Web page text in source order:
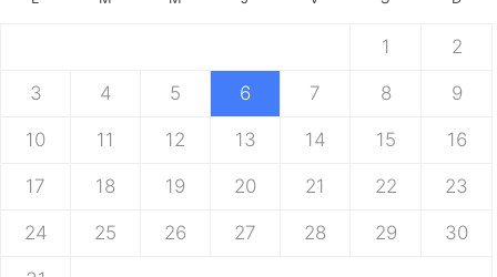
1 2
3 4 5 6 7 8 9
10 11 12 13 14 15 16
17 18 19 20 21 22 23
24 25 26 27 28 29 30